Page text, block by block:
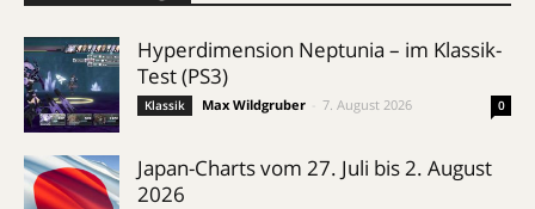
Hyperdimension Neptunia – im Klassik-
Test (PS3)
Klassik Max Wildgruber 7. August 2026 0
Japan-Charts vom 27. Juli bis 2. August
2026